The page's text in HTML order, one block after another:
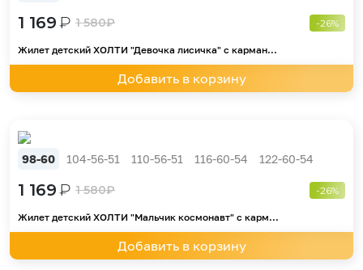
1 169₽ 1 580₽ -26%
Жилет детский ХОЛТИ "Девочка лисичка" с карман...
Добавить в корзину
98-60 104-56-51 110-56-51 116-60-54 122-60-54
1 169₽ 1 580₽ -26%
Жилет детский ХОЛТИ "Мальчик космонавт" с карм...
Добавить в корзину